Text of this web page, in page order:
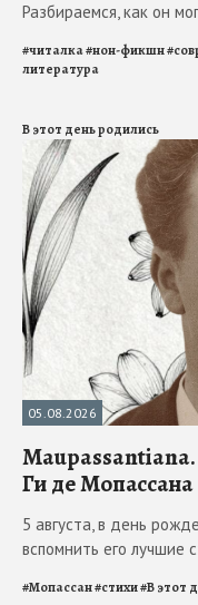
Разбираемся, как он
#читалка#нон-фикшн#
литература
В этот день родились
05.08.2026
Ги де Мопассана
5 августа, в день
вспомнить его лучшие
#Мопассан#стихи#В этот